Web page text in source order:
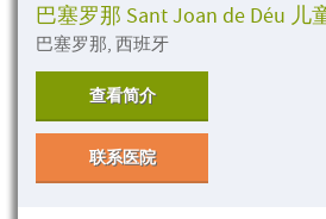
巴塞罗那 Sant Joan de Déu 儿
巴塞罗那, 西班牙
查看简介
联系医院